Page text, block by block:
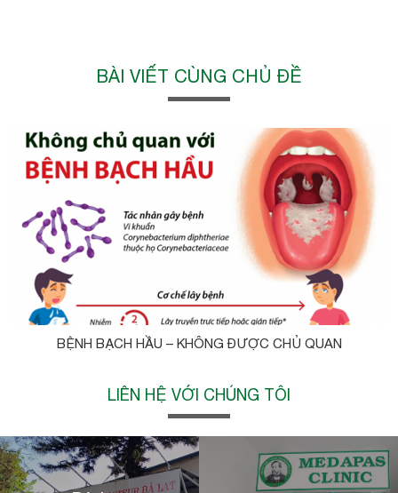
BÀI VIẾT CÙNG CHỦ ĐỀ
BỆNH BẠCH HẦU – KHÔNG ĐƯỢC CHỦ QUAN
LIÊN HỆ VỚI CHÚNG TÔI